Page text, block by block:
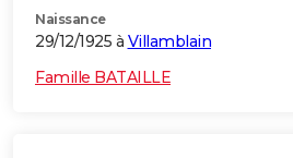
Naissance
29/12/1925 à Villamblain
Famille BATAILLE